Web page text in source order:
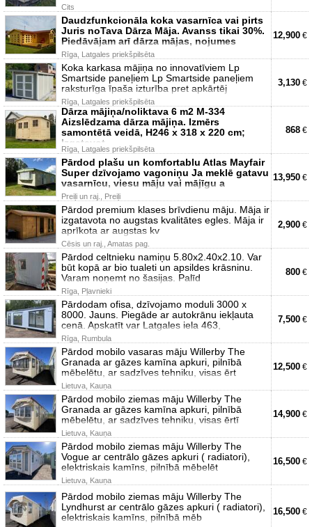
Cits
Daudzfunkcionāla koka vasarnīca vai pirts
Juris noTava Dārza Māja. Avanss tikai 30%.
Piedāvājam arī dārza mājas, nojumes
Rīga, Latgales priekšpilsēta
12,900 €
Koka karkasa mājiņa no innovatīviem Lp
Smartside paneļiem Lp Smartside paneļiem
raksturīga īpaša izturība pret apkārtēj
Rīga, Latgales priekšpilsēta
3,130 €
Dārza mājiņa/noliktava 6 m2 M-334
Aizslēdzama dārza mājiņa. Izmērs
samontētā veidā, H246 x 318 x 220 cm;
Izgatavot
Rīga, Latgales priekšpilsēta
868 €
Pārdod plašu un komfortablu Atlas Mayfair
Super dzīvojamo vagoniņu Ja meklē gatavu
vasarnīcu, viesu māju vai mājīgu a
Preiļi un raj., Preiļi
13,950 €
Pārdod premium klases brīvdienu māju. Māja ir
izgatavota no augstas kvalitātes egles. Māja ir
aprīkota ar augstas kv
Cēsis un raj., Amatas pag.
2,900 €
Pārdod celtnieku namiņu 5.80x2.40x2.10. Var
būt kopā ar bio tualeti un apsildes krāsninu.
Varam noņemt no šasijas. Palīd
Rīga, Pļavnieki
800 €
Pārdodam ofisa, dzīvojamo moduli 3000 x
8000. Jauns. Piegāde ar autokrānu iekļauta
cenā. Apskatīt var Latgales iela 463,
Rīga, Rumbula
7,500 €
Pārdod mobilo vasaras māju Willerby The
Granada ar gāzes kamīna apkuri, pilnībā
mēbelētu, ar sadzīves tehniku, visas ērt
Lietuva, Kauņa
12,500 €
Pārdod mobilo ziemas māju Willerby The
Granada ar gāzes kamīna apkuri, pilnībā
mēbelētu, ar sadzīves tehniku, visas ērtī
Lietuva, Kauņa
14,900 €
Pārdod mobilo ziemas māju Willerby The
Vogue ar centrālo gāzes apkuri ( radiatori),
elektriskais kamīns, pilnībā mēbelēt
Lietuva, Kauņa
16,500 €
Pārdod mobilo ziemas māju Willerby The
Lyndhurst ar centrālo gāzes apkuri ( radiatori),
elektriskais kamīns, pilnībā mēb
16,500 €